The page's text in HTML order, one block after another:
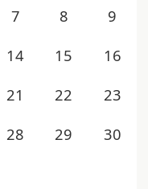
7 8
9
14 15
16
21 22
23
28 29
30